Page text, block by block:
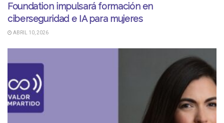
Foundation impulsará formación en
ciberseguridad e IA para mujeres
ABRIL 10, 2026